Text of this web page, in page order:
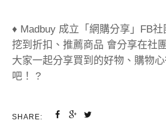
♦ Madbuy 成立「網購分享」FB社
挖到折扣、推薦商品 會分享在社
大家一起分享買到的好物、購物
吧！ ?
SHARE: